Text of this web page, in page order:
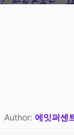
Author: 에잇퍼센